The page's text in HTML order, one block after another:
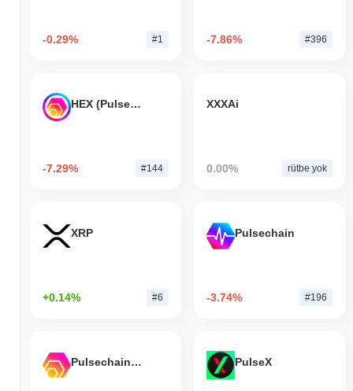
-0.29% #1 -7.86% #396
HEX (Pulsechain)
-7.29% #144
XXXAi
0.00% rütbe yok
XRP
+0.14% #6
Pulsechain
-3.74% #196
Pulsechain Bridged HEX (Pulsechain) PulseX